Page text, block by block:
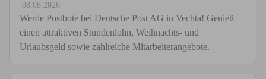
08.08.2026
Werde Postbote bei Deutsche Post AG in Vechta! Genieß
einen attraktiven Stundenlohn, Weihnachts- und
Urlaubsgeld sowie zahlreiche Mitarbeiterangebote.